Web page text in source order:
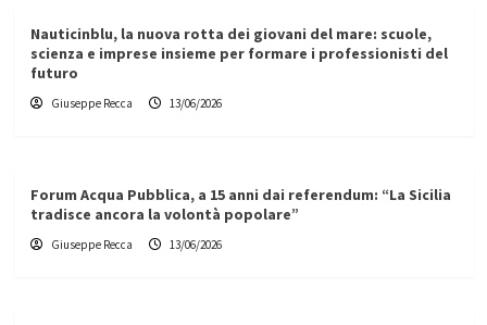
Nauticinblu, la nuova rotta dei giovani del mare: scuole,
scienza e imprese insieme per formare i professionisti del
futuro
Giuseppe Recca 13/06/2026
Forum Acqua Pubblica, a 15 anni dai referendum: “La Sicilia
tradisce ancora la volontà popolare”
Giuseppe Recca 13/06/2026